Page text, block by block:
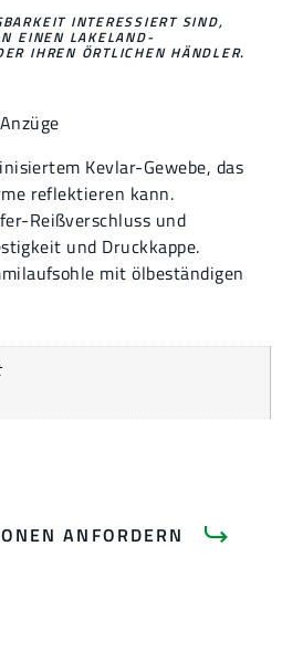
INTERESSIERT SIND,
EINEN LAKELAND-
IHREN ÖRTLICHEN HÄNDLER.
Kevlar-Gewebe, das
reflektieren kann.
Reißverschluss und
und Druckkappe.
mit ölbeständigen
ANFORDERN